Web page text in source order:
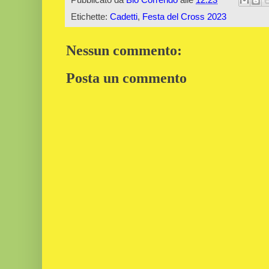
Etichette: Cadetti, Festa del Cross 2023
Nessun commento:
Posta un commento